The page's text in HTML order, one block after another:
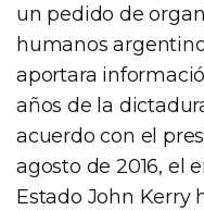
un pedido de
humanos
aportara
años de la
acuerdo con el
agosto de 2016, el
Estado John Kerry